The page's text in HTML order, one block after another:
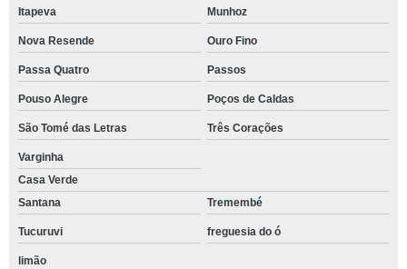
Itapeva Munhoz
Nova Resende Ouro Fino
Passa Quatro Passos
Pouso Alegre Poços de Caldas
São Tomé das Letras Três Corações
Varginha
Casa Verde
Santana
Tremembé
Tucuruvi freguesia do ó
limão